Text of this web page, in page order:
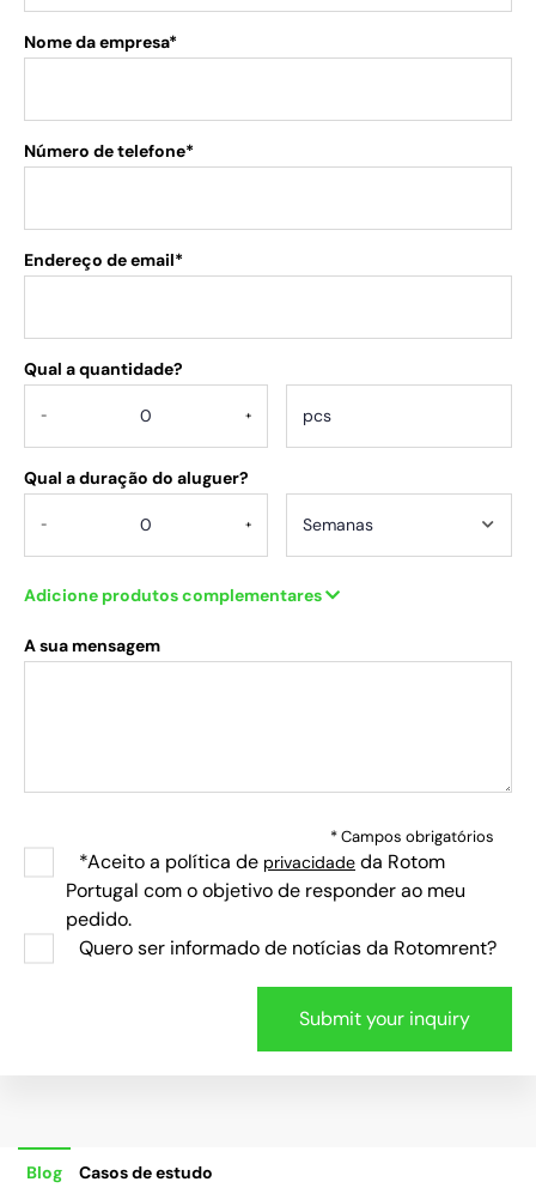
Nome da empresa*
Número de telefone*
Endereço de email*
Qual a quantidade?
- +
Qual a duração do aluguer?
- +
Adicione produtos complementares
A sua mensagem
* Campos obrigatórios
*Aceito a política de privacidade da Rotom
Portugal com o objetivo de responder ao meu
pedido.
Quero ser informado de notícias da Rotomrent?
Blog Casos de estudo